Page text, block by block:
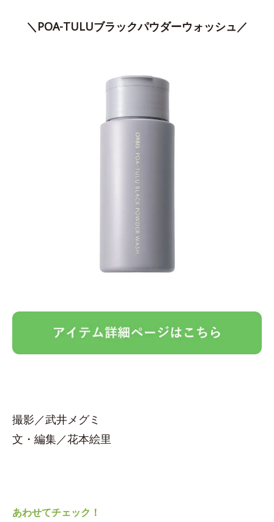
＼POA-TULUブラックパウダーウォッシュ／
撮影／武井メグミ
文・編集／花本絵里
あわせてチェック！